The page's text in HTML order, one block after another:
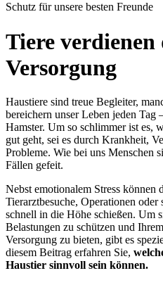
Schutz für unsere besten Freunde
Tiere verdienen
Versorgung
Haustiere sind treue Begleiter,
bereichern unser Leben jeden
Hamster. Um so schlimmer ist es,
gut geht, sei es durch Krankheit,
Probleme. Wie bei uns Menschen
Fällen gefeit.
Nebst emotionalem Stress können
Tierarztbesuche, Operationen
schnell in die Höhe schießen. Um
Belastungen zu schützen und
Versorgung zu bieten, gibt es
diesem Beitrag erfahren Sie,
Haustier sinnvoll sein können.